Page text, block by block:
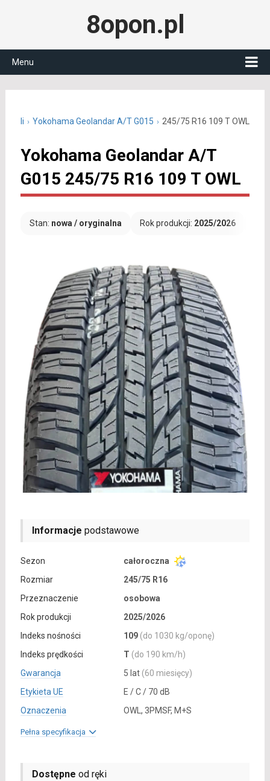
8opon.pl
Menu
cali Yokohama Geolandar A/T G015 245/75 R16 109 T OWL
Yokohama Geolandar A/T
G015 245/75 R16 109 T OWL
Stan: nowa / oryginalna Rok produkcji: 2025/2026
Informacje podstawowe
Sezon
całoroczna
Rozmiar
245/75 R16
Przeznaczenie
osobowa
Rok produkcji
2025/2026
Indeks nośności
109 (do 1030 kg/oponę)
Indeks prędkości
T (do 190 km/h)
Gwarancja
5 lat (60 miesięcy)
Etykieta UE
E / C / 70 dB
Oznaczenia
OWL, 3PMSF, M+S
Pełna specyfikacja
Dostępne od ręki